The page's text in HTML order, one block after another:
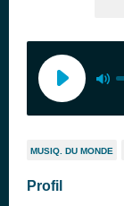
MUSIQ. DU MONDE
Profil